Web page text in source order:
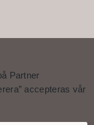
Partner
accepteras vår